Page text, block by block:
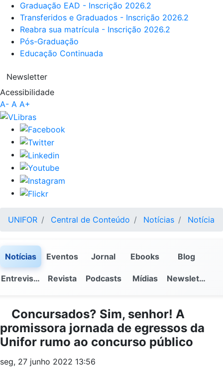
Graduação EAD - Inscrição 2026.2
Transferidos e Graduados - Inscrição 2026.2
Reabra sua matrícula - Inscrição 2026.2
Pós-Graduação
Educação Continuada
Newsletter
Acessibilidade
A- A A+
UNIFOR Central de Conteúdo Notícias Notícia
Notícias Eventos Jornal Ebooks Blog
Entrevistas Revista Podcasts Mídias Newsletter
Concursados? Sim, senhor! A
promissora jornada de egressos da
Unifor rumo ao concurso público
seg, 27 junho 2022 13:56